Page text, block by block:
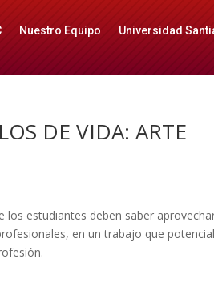
Nuestro Equipo Universidad
DE VIDA: ARTE
los estudiantes deben saber
en un trabajo que